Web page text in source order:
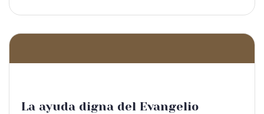
La ayuda digna del Evangelio